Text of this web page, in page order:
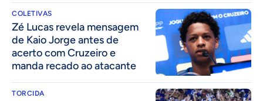
COLETIVAS
Zé Lucas revela mensagem
de Kaio Jorge antes de
acerto com Cruzeiro e
manda recado ao atacante
TORCIDA